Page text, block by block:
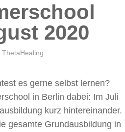
2020
,ThetaHealing
es gerne selbst lernen?
in Berlin dabei: Im Juli
kurz hintereinander.
gesamte Grundausbildung in